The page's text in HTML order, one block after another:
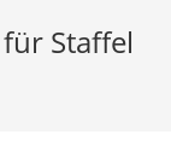
Staffel